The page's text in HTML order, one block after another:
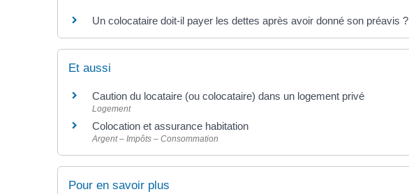
Un colocataire doit-il payer les dettes après avoir donné son préavis ?
Et aussi
Caution du locataire (ou colocataire) dans un logement privé
Logement
Colocation et assurance habitation
Argent – Impôts – Consommation
Pour en savoir plus